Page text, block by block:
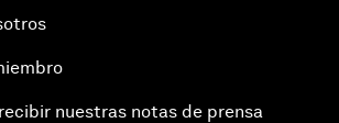
nuestras notas de prensa